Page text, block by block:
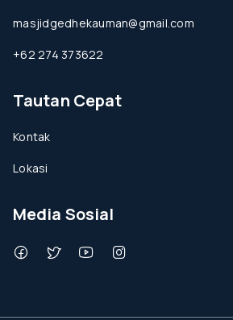
masjidgedhekauman@gmail.com
+62 274 373622
Tautan Cepat
Kontak
Lokasi
Media Sosial